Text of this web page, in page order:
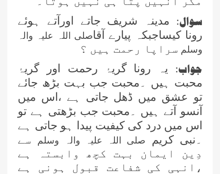
سوال: مدینہ شریف جاتے اورآتے ہوئے
رونا کیساجبکہ پیارے آقاصلی اللہ علیہ والہ
وسلم سراپا رحمت ہیں ؟
جواب: یہ رونا گریۂ رحمت اور گریۂ
محبت ہیں ۔محبت جب بہت بڑھ جائے
تو عشق میں ڈھل جاتی ہے ،اس میں
آنسو آتے ہیں ۔محبت جب بڑھتی ہے تو
اس میں درد کی کیفیت پیدا ہو جاتی ہے
۔نبی کریم
صلی اللہ علیہ والہ وسلم
سے
دِین ایمان بہت کچھ وابستہ ہے
،انہی کی شفاعت قبول ہونی ہے